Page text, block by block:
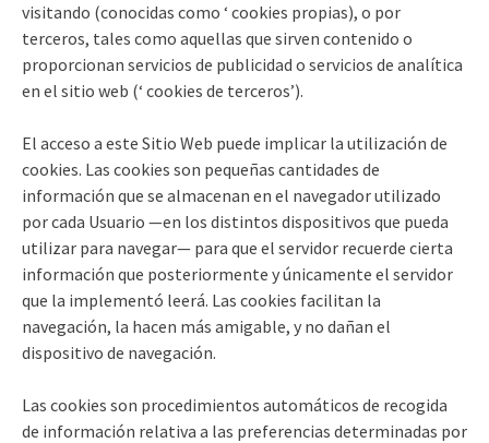
visitando (conocidas como ‘ cookies propias), o por
terceros, tales como aquellas que sirven contenido o
proporcionan servicios de publicidad o servicios de analítica
en el sitio web (‘ cookies de terceros’).
El acceso a este Sitio Web puede implicar la utilización de
cookies. Las cookies son pequeñas cantidades de
información que se almacenan en el navegador utilizado
por cada Usuario —en los distintos dispositivos que pueda
utilizar para navegar— para que el servidor recuerde cierta
información que posteriormente y únicamente el servidor
que la implementó leerá. Las cookies facilitan la
navegación, la hacen más amigable, y no dañan el
dispositivo de navegación.
Las cookies son procedimientos automáticos de recogida
de información relativa a las preferencias determinadas por